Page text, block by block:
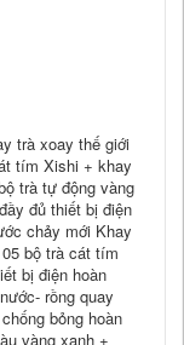
trà xoay thế giới
tím Xishi + khay
trà tự động vàng
đủ thiết bị điện
chảy mới Khay
bộ trà cát tím
bị điện hoàn
rồng quay
bỏng hoàn
vàng xanh +